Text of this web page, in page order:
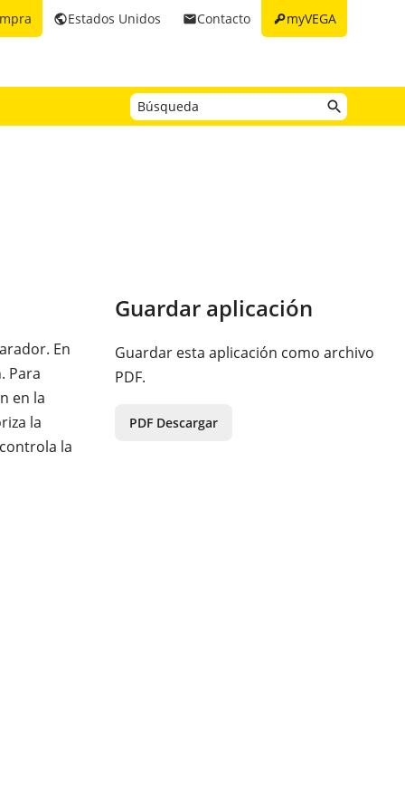
keymyVEGA
emailContacto
publicEstados Unidos
En
Para
en la
la
la
Guardar aplicación
Guardar esta aplicación como archivo
PDF.
PDF Descargar